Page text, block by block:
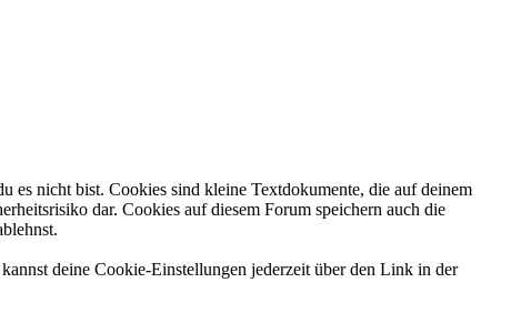
es nicht bist. Cookies sind kleine Textdokumente, die auf deinem
dar. Cookies auf diesem Forum speichern auch die
deine Cookie-Einstellungen jederzeit über den Link in der